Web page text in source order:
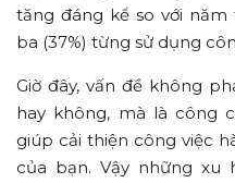
tăng đáng kể so với
ba (37%) từng sử dụng
Giờ đây, vấn đề không
hay không, mà là công
giúp cải thiện công việc
của bạn. Vậy những xu